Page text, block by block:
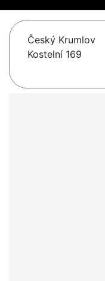
Český Krumlov
Kostelní 169